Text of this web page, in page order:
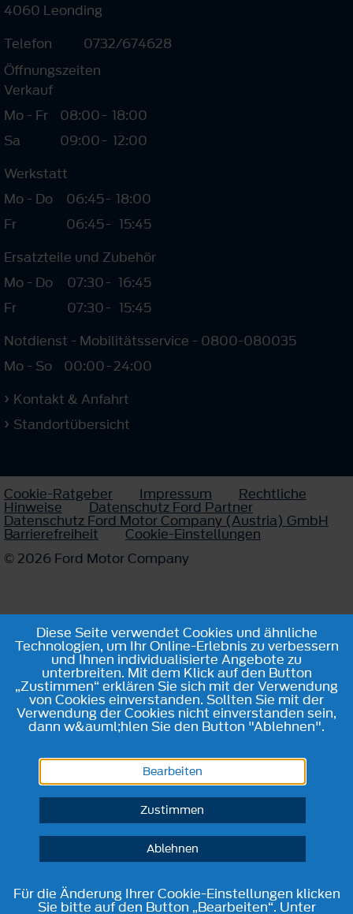
4060 Leonding
Telefon
0732/674628
Öffnungszeiten
Verkauf
Mo - Fr
08:00- 18:00
Sa
09:00- 12:00
Werkstatt
Mo - Do
06:45- 18:00
Fr
06:45- 15:45
Ersatzteile und Zubehör
Mo - Do
07:30- 16:45
Fr
07:30- 15:45
Notdienst - Mobilitätsservice - 0800-080035
Mo - So
00:00-24:00
Kontakt & Anfahrt
Standortübersicht
Cookie-Ratgeber Impressum Rechtliche
Hinweise Datenschutz Ford Partner
Datenschutz Ford Motor Company (Austria) GmbH
Barrierefreiheit
Cookie-Einstellungen
© 2026 Ford Motor Company
Diese Seite verwendet Cookies und ähnliche
Technologien, um Ihr Online-Erlebnis zu verbessern
und Ihnen individualisierte Angebote zu
unterbreiten. Mit dem Klick auf den Button
„Zustimmen“ erklären Sie sich mit der Verwendung
von Cookies einverstanden. Sollten Sie mit der
Verwendung der Cookies nicht einverstanden sein,
dann w&auml;hlen Sie den Button "Ablehnen".
Bearbeiten
Zustimmen
Ablehnen
Für die Änderung Ihrer Cookie-Einstellungen klicken
Sie bitte auf den Button „Bearbeiten“. Unter